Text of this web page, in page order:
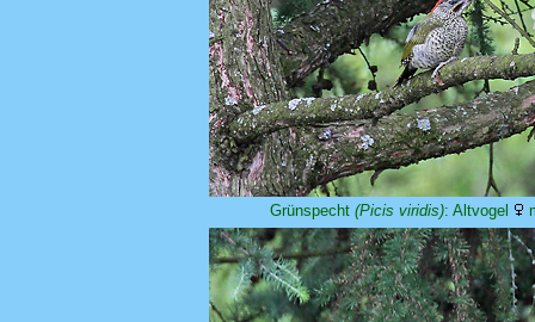
Grünspecht (Picis viridis): Altvogel